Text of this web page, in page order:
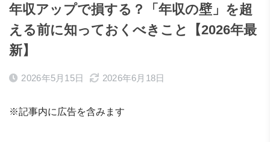
年収アップで損する？「年収の壁」を超
える前に知っておくべきこと【2026年最
新】
2026年5月15日 2026年6月18日
※記事内に広告を含みます